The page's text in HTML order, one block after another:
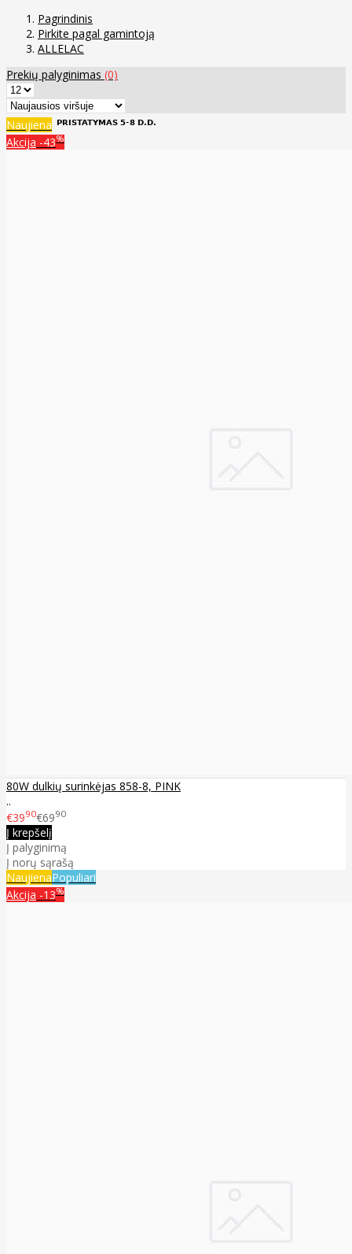
Pagrindinis
Pirkite pagal gamintoją
ALLELAC
Prekių palyginimas (0)
Naujiena
Akcija -43%
80W dulkių surinkėjas 858-8, PINK
..
€3990€6990
Į krepšelį
Į palyginimą
Į norų sąrašą
NaujienaPopuliari
Akcija -13%